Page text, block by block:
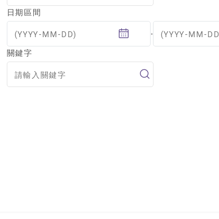
日期區間
(YYYY-MM-DD) - (YYYY-MM-
關鍵字